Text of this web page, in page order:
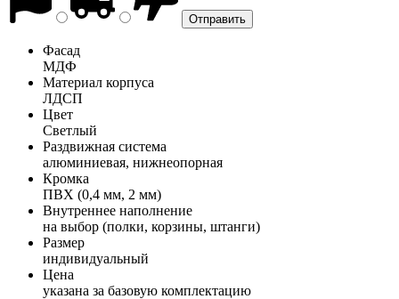
Фасад
МДФ
Материал корпуса
ЛДСП
Цвет
Светлый
Раздвижная система
алюминиевая, нижнеопорная
Кромка
ПВХ (0,4 мм, 2 мм)
Внутреннее наполнение
на выбор (полки, корзины, штанги)
Размер
индивидуальный
Цена
указана за базовую комплектацию